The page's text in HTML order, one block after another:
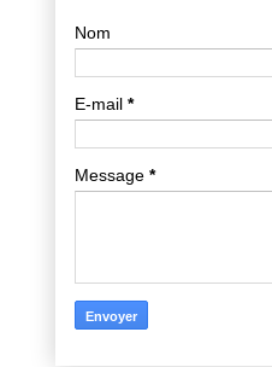
Nom
E-mail *
Message *